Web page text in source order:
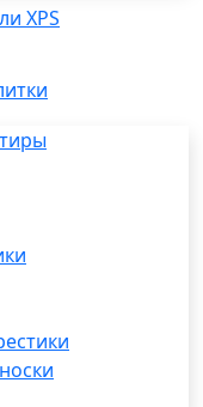
XPS